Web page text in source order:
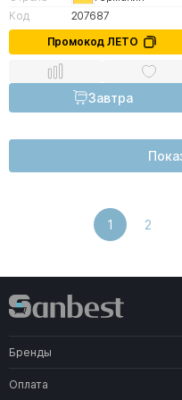
Код
207687
Промокод ЛЕТО
Завтра
1 2
Бренды
Оплата